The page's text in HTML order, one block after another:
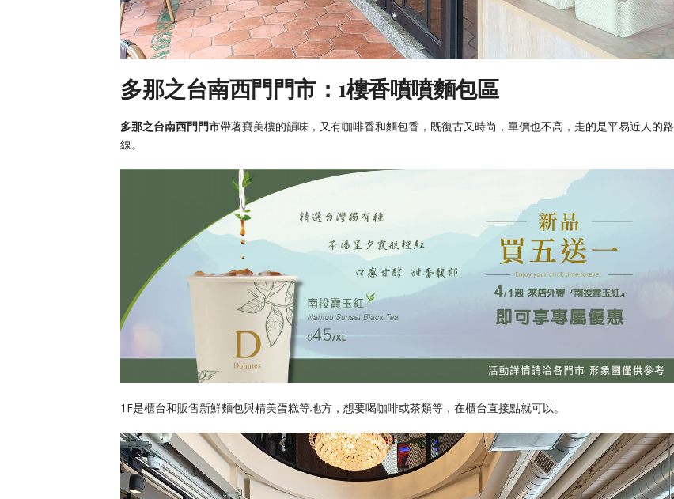
多那之台南西門門市：1樓香噴噴麵包區
多那之台南西門門市帶著寶美樓的韻味，又有咖啡香和麵包香，既復古又時尚，單價也不高，走的是平易近人的路
線。
1F是櫃台和販售新鮮麵包與精美蛋糕等地方，想要喝咖啡或茶類等，在櫃台直接點就可以。